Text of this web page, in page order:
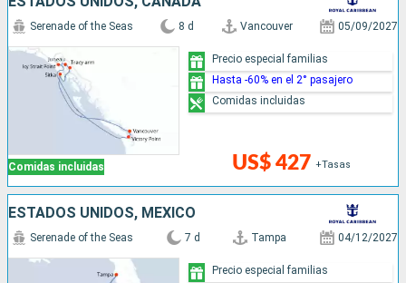
Comidas incluidas
Serenade of the Seas 8 d Vancouver 05/09/2027
US$ 427 +Tasas
Precio especial familias
Hasta -60% en el 2° pasajero
Comidas incluidas
ESTADOS UNIDOS, MÉXICO
Serenade of the Seas 7 d Tampa 04/12/2027
Precio especial familias